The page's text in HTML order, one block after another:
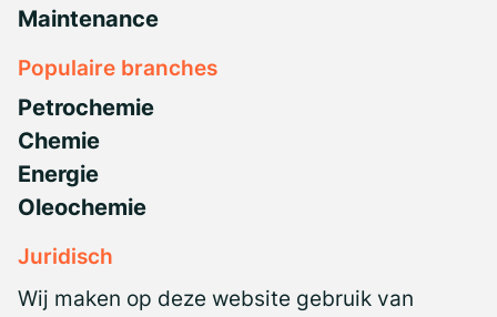
Maintenance
Populaire branches
Petrochemie
Chemie
Energie
Oleochemie
Juridisch
Privacyverklaring
Wij maken op deze website gebruik van